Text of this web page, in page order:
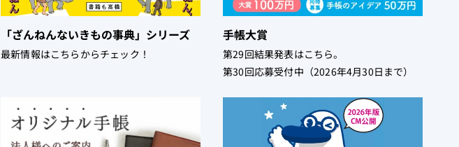
「ざんねんないきもの事典」シリーズ
最新情報はこちらからチェック！
手帳大賞
第29回結果発表はこちら。
第30回応募受付中（2026年4月30日まで）